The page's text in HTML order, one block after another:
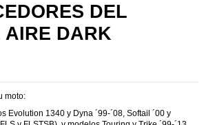
DEL
AIRE DARK
moto:
Evolution 1340 y Dyna ´99-´08, Softail ´00 y